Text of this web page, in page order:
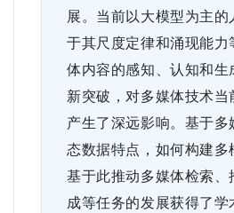
展。当前以大模型为主
于其尺度定律和涌现能
体内容的感知、认知和生
新突破，对多媒体技术
产生了深远影响。基于
态数据特点，如何构建
基于此推动多媒体检索、
成等任务的发展获得了